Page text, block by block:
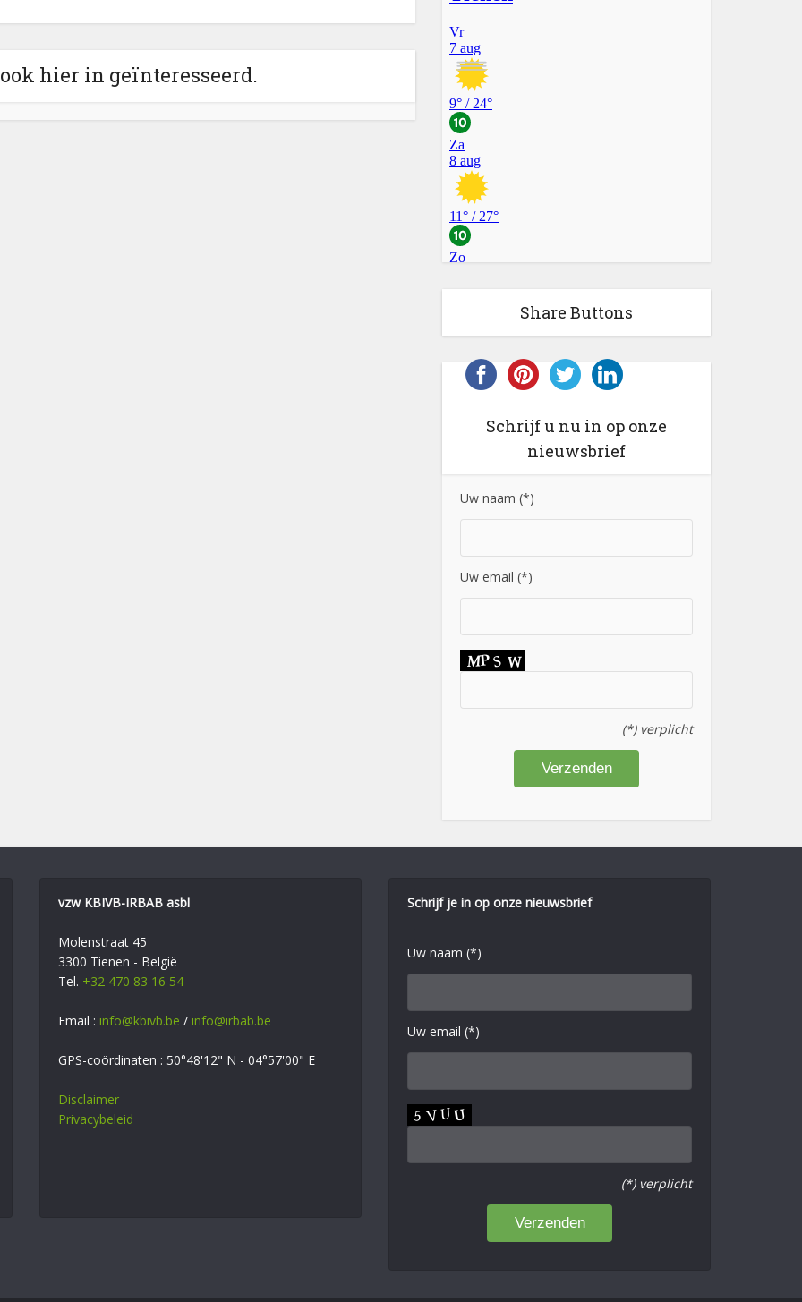
hier in geïnteresseerd.
Share Buttons
Schrijf u nu in op onze
nieuwsbrief
Uw naam (*)
Uw email (*)
(*) verplicht
vzw KBIVB-IRBAB asbl
Molenstraat 45
3300 Tienen - België
Tel. +32 470 83 16 54
Email : info@kbivb.be / info@irbab.be
GPS-coördinaten : 50°48'12" N - 04°57'00" E
Disclaimer
Privacybeleid
Schrijf je in op onze nieuwsbrief
Uw naam (*)
Uw email (*)
(*) verplicht